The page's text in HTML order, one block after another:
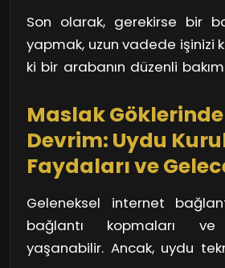
önemlidir; yanlışı yapmak
neden olabilir. Bu
gökyüzündeki doğru
sağlamak için hassas
emeğin sonucudur. Ancak
sonuç! Bir film izlerken
heyecan, çok değerli.
bir uydu servisi seçmek.
yaşandığında, hızlı
alabileceğiniz bir firmayla
Son olarak, gerekirse bir
yapmak, uzun vadede işinizi
ki bir arabanın düzenli
edilmesi şarttır. Bu şekilde,
de sinyal kaliteniz her zaman
Maslak Göklerinde
Devrim: Uydu
Faydaları ve
Geleneksel internet
bağlantı kopmaları ve
yaşanabilir. Ancak, uydu